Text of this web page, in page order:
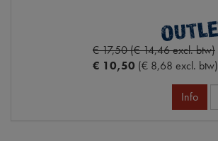
€ 17,50 (€ 14,46 excl. btw)
€ 10,50 (€ 8,68 excl. btw)
Info